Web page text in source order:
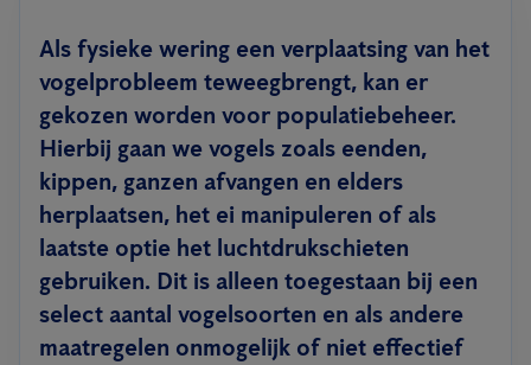
Als fysieke wering een verplaatsing van het
vogelprobleem teweegbrengt, kan er
gekozen worden voor populatiebeheer.
Hierbij gaan we vogels zoals eenden,
kippen, ganzen afvangen en elders
herplaatsen, het ei manipuleren of als
laatste optie het luchtdrukschieten
gebruiken. Dit is alleen toegestaan bij een
select aantal vogelsoorten en als andere
maatregelen onmogelijk of niet effectief